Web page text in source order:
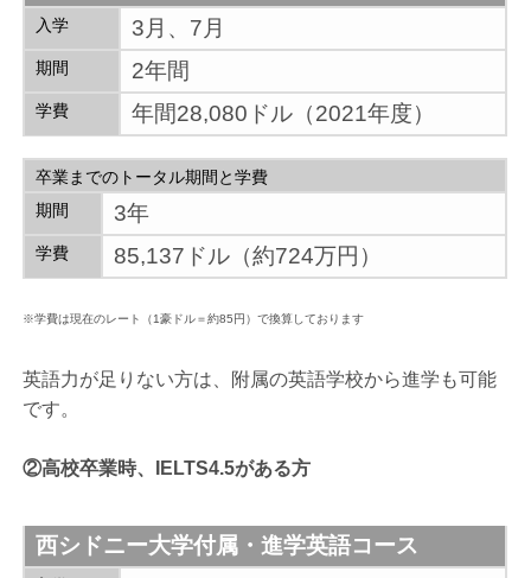
入学 3月、7月
期間 2年間
学費 年間28,080ドル（2021年度）
卒業までのトータル期間と学費
期間
3年
学費 85,137ドル（約724万円）
※学費は現在のレート（1豪ドル＝約85円）で換算しております
英語力が足りない方は、附属の英語学校から進学も可能
です。
②高校卒業時、IELTS4.5がある方
西シドニー大学付属・進学英語コース